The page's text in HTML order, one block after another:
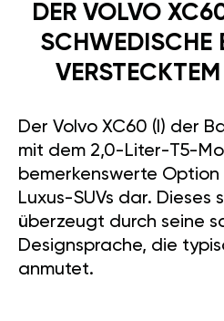
DER VOLVO
SCHWEDISCHE
Der Volvo XC60 (I) der
mit dem 2,0-Liter-T5-
bemerkenswerte Option
Luxus-SUVs dar. Dieses
überzeugt durch seine
Designsprache, die
anmutet.